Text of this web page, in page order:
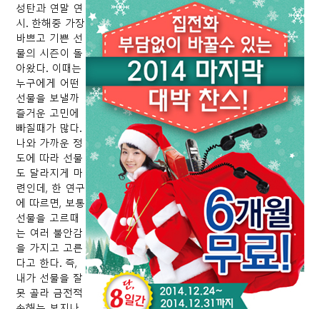
성탄과 연말 연
시. 한해중 가장
바쁘고 기쁜 선
물의 시즌이 돌
아왔다. 이때는
누구에게 어떤
선물을 보낼까
즐거운 고민에
빠질때가 많다.
나와 가까운 정
도에 따라 선물
도 달라지게 마
련인데, 한 연구
에 따르면, 보통
선물을 고르때
는 여러 불안감
을 가지고 고른
다고 한다. 즉,
내가 선물을 잘
못 골라 금전적